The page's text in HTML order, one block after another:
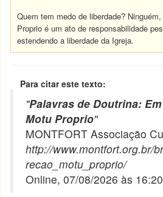
Quem tem medo de liberdade?
Proprio é um ato de responsabilidade
estendendo a liberdade da Igreja.
Para citar este texto:
"Palavras de Doutrina:
Motu Proprio"
MONTFORT Associação
http://www.montfort.org.br/
recao_motu_proprio/
Online, 07/08/2026 às